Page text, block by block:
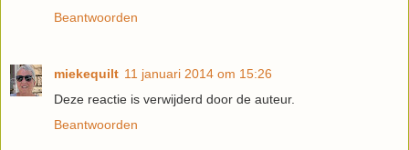
Beantwoorden
miekequilt 11 januari 2014 om 15:26
Deze reactie is verwijderd door de auteur.
Beantwoorden